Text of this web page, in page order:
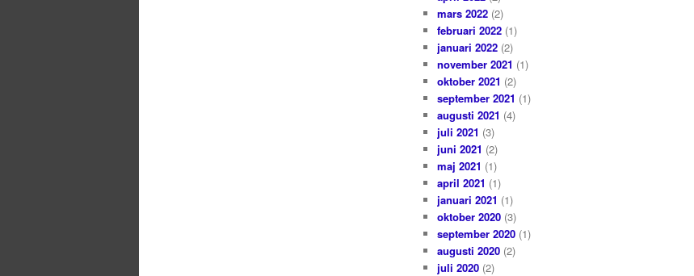
mars 2022(2)
februari 2022(1)
januari 2022(2)
november 2021 (1)
oktober 2021 (2)
september 2021 (1)
augusti 2021 (4)
juli 2021 (3)
juni 2021 (2)
maj 2021 (1)
april 2021 (1)
januari 2021 (1)
oktober 2020(3)
september 2020(1)
augusti 2020(2)
juli 2020(2)